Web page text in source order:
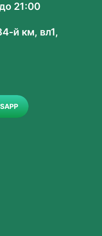
21:00
й км, вл1,